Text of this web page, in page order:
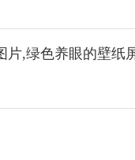
片,绿色养眼的壁纸